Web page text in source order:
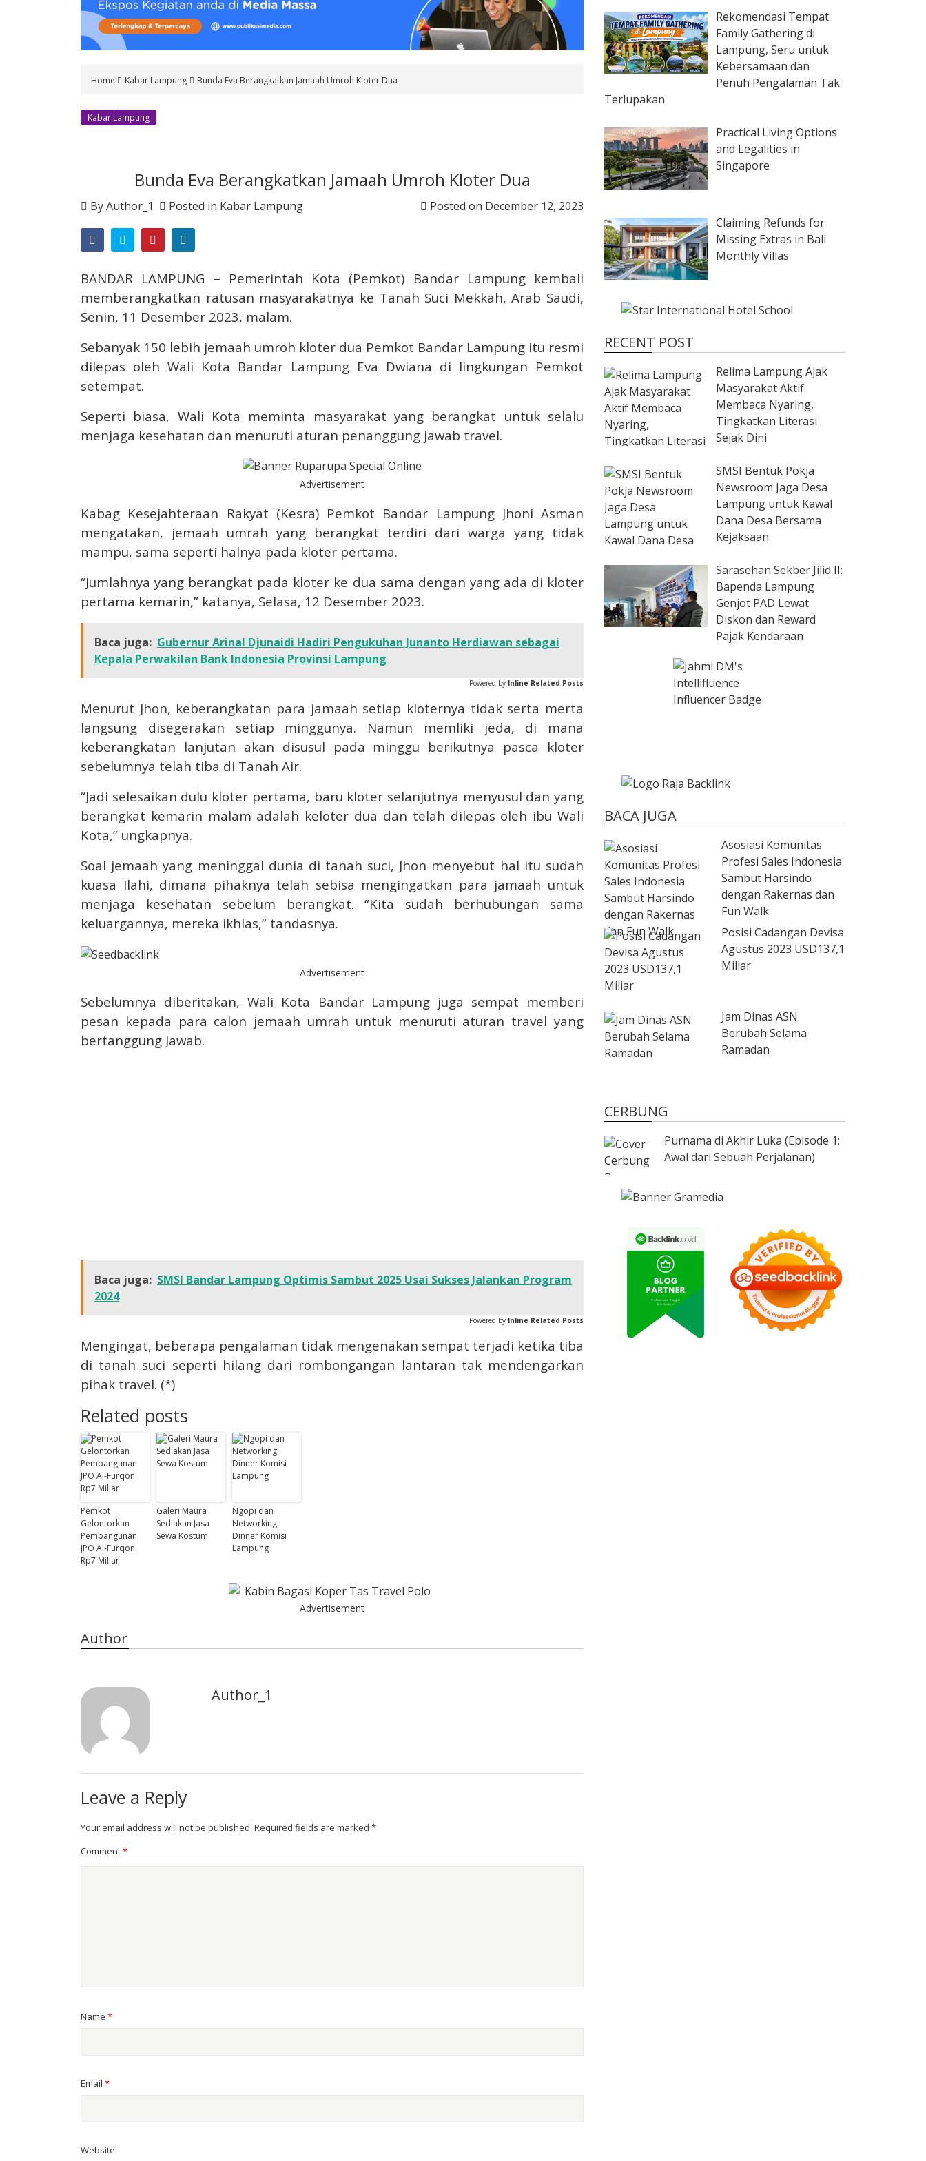
Home Kabar Lampung Bunda Eva Berangkatkan Jamaah Umroh Kloter Dua
Kabar Lampung
Bunda Eva Berangkatkan Jamaah Umroh Kloter Dua
ByAuthor_1 Posted in Kabar Lampung Posted on December 12, 2023
BANDAR LAMPUNG – Pemerintah Kota (Pemkot) Bandar Lampung kembali
memberangkatkan ratusan masyarakatnya ke Tanah Suci Mekkah, Arab Saudi,
Senin, 11 Desember 2023, malam.
Sebanyak 150 lebih jemaah umroh kloter dua Pemkot Bandar Lampung itu resmi
dilepas oleh Wali Kota Bandar Lampung Eva Dwiana di lingkungan Pemkot
setempat.
Seperti biasa, Wali Kota meminta masyarakat yang berangkat untuk selalu
menjaga kesehatan dan menuruti aturan penanggung jawab travel.
Advertisement
Kabag Kesejahteraan Rakyat (Kesra) Pemkot Bandar Lampung Jhoni Asman
mengatakan, jemaah umrah yang berangkat terdiri dari warga yang tidak
mampu, sama seperti halnya pada kloter pertama.
“Jumlahnya yang berangkat pada kloter ke dua sama dengan yang ada di kloter
pertama kemarin,” katanya, Selasa, 12 Desember 2023.
Baca juga: Gubernur Arinal Djunaidi Hadiri Pengukuhan Junanto Herdiawan sebagai
Kepala Perwakilan Bank Indonesia Provinsi Lampung
Powered by Inline Related Posts
Menurut Jhon, keberangkatan para jamaah setiap kloternya tidak serta merta
langsung disegerakan setiap minggunya. Namun memliki jeda, di mana
keberangkatan lanjutan akan disusul pada minggu berikutnya pasca kloter
sebelumnya telah tiba di Tanah Air.
“Jadi selesaikan dulu kloter pertama, baru kloter selanjutnya menyusul dan yang
berangkat kemarin malam adalah keloter dua dan telah dilepas oleh ibu Wali
Kota,” ungkapnya.
Soal jemaah yang meninggal dunia di tanah suci, Jhon menyebut hal itu sudah
kuasa Ilahi, dimana pihaknya telah sebisa mengingatkan para jamaah untuk
menjaga kesehatan sebelum berangkat. “Kita sudah berhubungan sama
keluargannya, mereka ikhlas,” tandasnya.
Advertisement
Sebelumnya diberitakan, Wali Kota Bandar Lampung juga sempat memberi
pesan kepada para calon jemaah umrah untuk menuruti aturan travel yang
bertanggung Jawab.
Baca juga: SMSI Bandar Lampung Optimis Sambut 2025 Usai Sukses Jalankan Program
2024
Powered by Inline Related Posts
Mengingat, beberapa pengalaman tidak mengenakan sempat terjadi ketika tiba
di tanah suci seperti hilang dari rombongangan lantaran tak mendengarkan
pihak travel. (*)
Related posts
Pemkot
Gelontorkan
Pembangunan
JPO Al-Furqon
Rp7 Miliar
Galeri Maura
Sediakan Jasa
Sewa Kostum
Ngopi dan
Networking
Dinner Komisi
Lampung
Advertisement
Author
Author_1
Leave a Reply
Your email address will not be published. Required fields are marked *
Comment*
Name *
Email *
Website
Rekomendasi Tempat
Family Gathering di
Lampung, Seru untuk
Kebersamaan dan
Penuh Pengalaman Tak
Terlupakan
Practical Living Options
and Legalities in
Singapore
Claiming Refunds for
Missing Extras in Bali
Monthly Villas
RECENT POST
Relima Lampung Ajak
Masyarakat Aktif
Membaca Nyaring,
Tingkatkan Literasi
Sejak Dini
SMSI Bentuk Pokja
Newsroom Jaga Desa
Lampung untuk Kawal
Dana Desa Bersama
Kejaksaan
Sarasehan Sekber Jilid II:
Bapenda Lampung
Genjot PAD Lewat
Diskon dan Reward
Pajak Kendaraan
BACA JUGA
Asosiasi Komunitas
Profesi Sales Indonesia
Sambut Harsindo
dengan Rakernas dan
Fun Walk
Posisi Cadangan Devisa
Agustus 2023 USD137,1
Miliar
Jam Dinas ASN
Berubah Selama
Ramadan
CERBUNG
Purnama di Akhir Luka (Episode 1:
Awal dari Sebuah Perjalanan)